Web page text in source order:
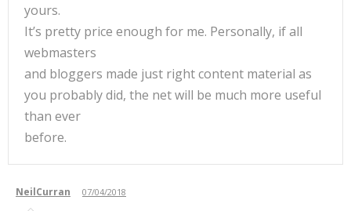
yours.
It’s pretty price enough for me. Personally, if all
webmasters
and bloggers made just right content material as
you probably did, the net will be much more useful
than ever
before.
NeilCurran 07/04/2018